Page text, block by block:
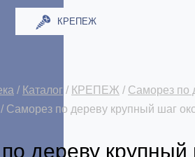
КРЕПЕЖ
/ Каталог / КРЕПЕЖ / Саморез по
/ Саморез по дереву крупный шаг
дереву крупный